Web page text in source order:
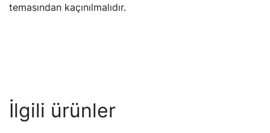
temasından kaçınılmalıdır.
İlgili ürünler